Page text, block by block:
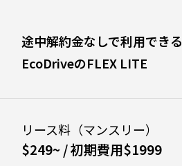
途中解約金なしで利用できる
EcoDriveのFLEX LITE
リース料（マンスリー）
$249~ / 初期費用$1999